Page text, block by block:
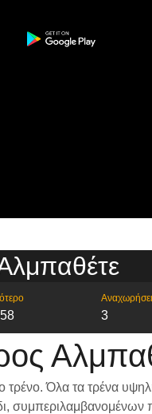
3
Όλα τα τρένα